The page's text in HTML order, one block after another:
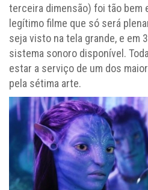
terceira dimensão) foi tão bem
legítimo filme que só será
seja visto na tela grande, e em
sistema sonoro disponível.
estar a serviço de um dos
pela sétima arte.